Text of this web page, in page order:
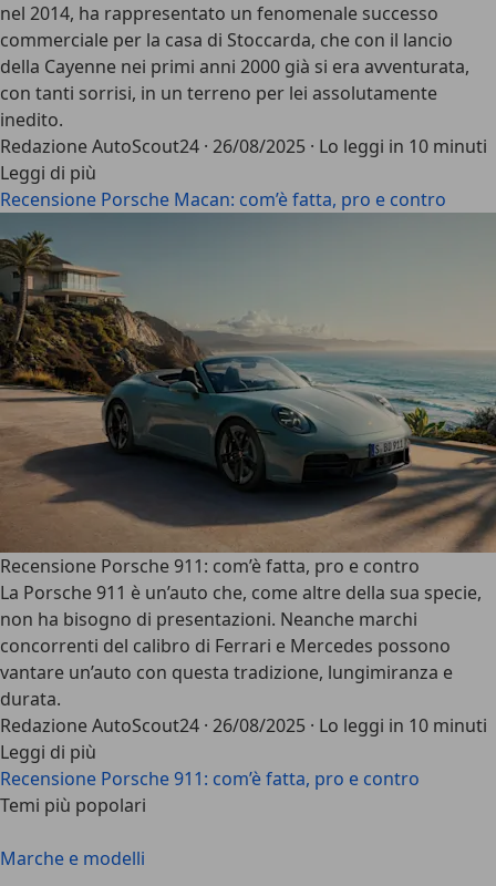
nel 2014, ha rappresentato un fenomenale successo
commerciale per la casa di Stoccarda, che con il lancio
della Cayenne nei primi anni 2000 già si era avventurata,
con tanti sorrisi, in un terreno per lei assolutamente
inedito.
Redazione AutoScout24 · 26/08/2025 · Lo leggi in 10 minuti
Leggi di più
Recensione Porsche Macan: com’è fatta, pro e contro
Recensione Porsche 911: com’è fatta, pro e contro
La Porsche 911 è un’auto che, come altre della sua specie,
non ha bisogno di presentazioni. Neanche marchi
concorrenti del calibro di Ferrari e Mercedes possono
vantare un’auto con questa tradizione, lungimiranza e
durata.
Redazione AutoScout24 · 26/08/2025 · Lo leggi in 10 minuti
Leggi di più
Recensione Porsche 911: com’è fatta, pro e contro
Temi più popolari
Marche e modelli